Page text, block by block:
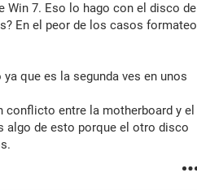
Win 7. Eso lo hago con el disco de
En el peor de los casos formateo
que es la segunda ves en unos
conflicto entre la motherboard y el
algo de esto porque el otro disco